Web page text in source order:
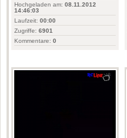
Hochgeladen am: 08.11.2012
14:46:03
Laufzeit: 00:00
Zugriffe: 6901
Kommentare: 0